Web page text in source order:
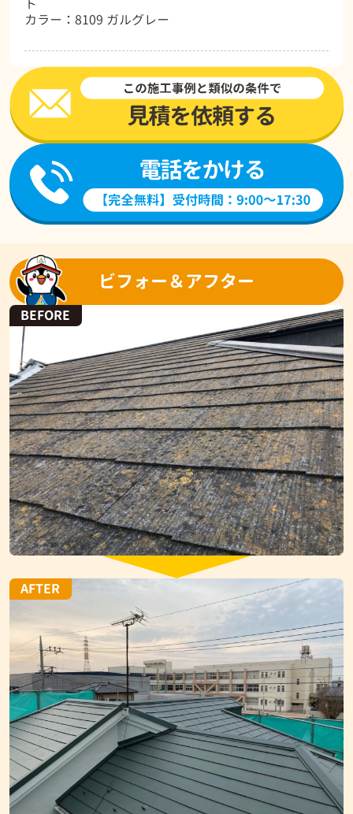
ト
カラー：8109 ガルグレー
ビフォー＆アフター